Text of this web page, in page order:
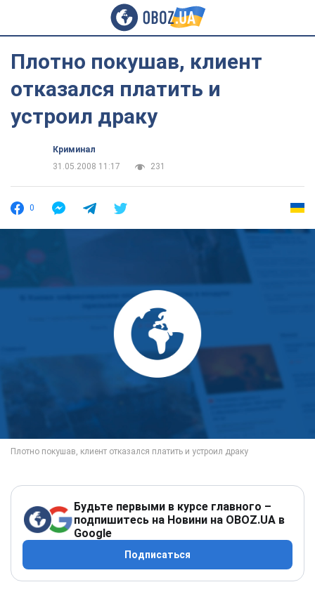
Плотно покушав, клиент
отказался платить и
устроил драку
Криминал
31.05.2008 11:17
231
0
Будьте первыми в курсе главного –
подпишитесь на Новини на OBOZ.UA в
Google
Подписаться